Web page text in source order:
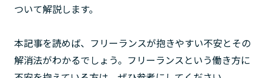
ついて解説します。
本記事を読めば、フリーランスが抱きやすい不安とその
解消法がわかるでしょう。フリーランスという働き方に